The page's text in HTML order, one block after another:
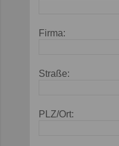
Firma:
Straße:
PLZ/Ort: